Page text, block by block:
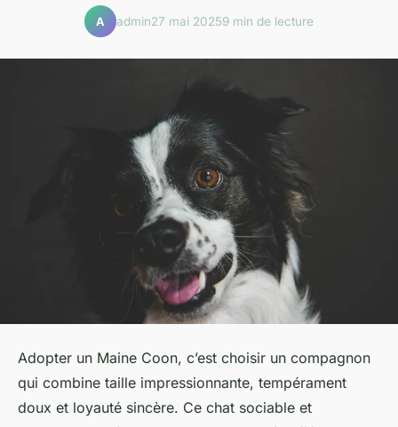
A admin27 mai 20259 min de lecture
Adopter un Maine Coon, c’est choisir un compagnon
qui combine taille impressionnante, tempérament
doux et loyauté sincère. Ce chat sociable et